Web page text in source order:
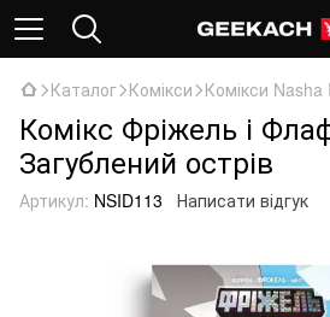
Каталог Комікси Комікси Nasha
Комікс Фріжель і
Загублений острів
Артикул: NSID113 Написати відгук